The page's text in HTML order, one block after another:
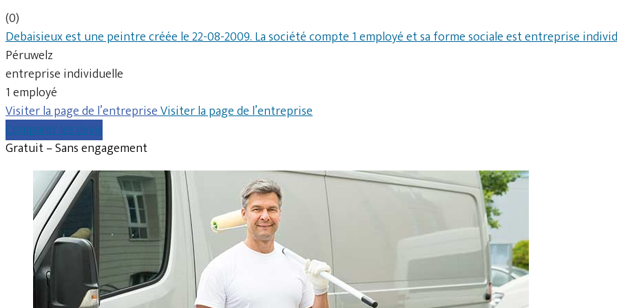
(0)
Debaisieux est une peintre créée le 22-08-2009. La société compte 1 employé et sa forme sociale est entreprise
Péruwelz
entreprise individuelle
1 employé
Visiter la page de l’entrepriseVisiter la page de l’entreprise
Comparer les devis
Gratuit – Sans engagement